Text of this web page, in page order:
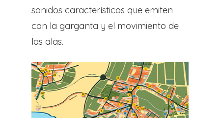
sonidos característicos que emiten
con la garganta y el movimiento de
las alas.